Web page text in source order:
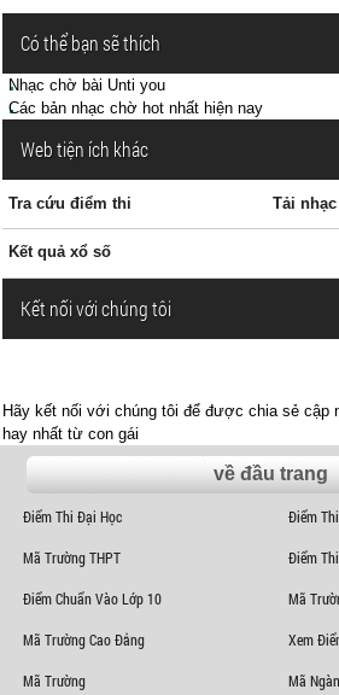
Có thể bạn sẽ thích
Nhạc chờ bài Unti you
Các bản nhạc chờ hot nhất hiện nay
Web tiện ích khác
Tra cứu điểm thi Tải
Kết quả xổ số
Kết nối với chúng tôi
Hãy kết nối với chúng tôi để được chia sẻ cập
hay nhất từ con gái
về đầu trang
Điểm Thi Đại Học Điểm
Mã Trường THPT Điểm
Điểm Chuẩn Vào Lớp 10 Mã
Mã Trường Cao Đẳng Xem
Mã Trường Mã